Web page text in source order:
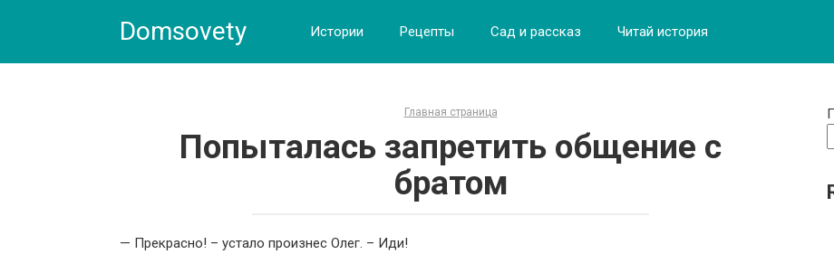
Domsovety Истории Рецепты Сад и рассказ Читай история
Главная страница
Попыталась запретить общение с
братом
— Прекрасно! – устало произнес Олег. – Иди!